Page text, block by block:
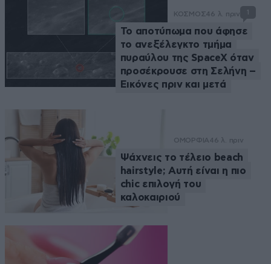
ΚΟΣΜΟΣ46 λ. πριν 1
Το αποτύπωμα που άφησε
το ανεξέλεγκτο τμήμα
πυραύλου της SpaceX όταν
προσέκρουσε στη Σελήνη –
Εικόνες πριν και μετά
ΟΜΟΡΦΙΑ46 λ. πριν
Ψάχνεις το τέλειο beach
hairstyle; Αυτή είναι η πιο
chic επιλογή του
καλοκαιριού